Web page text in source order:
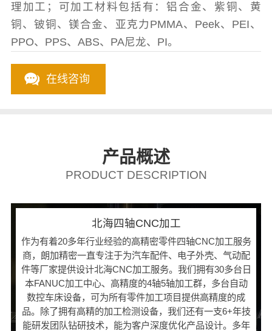
理加工；可加工材料包括有：铝合金、紫铜、黄
铜、铍铜、镁合金、亚克力PMMA、Peek、PEI、
PPO、PPS、ABS、PA尼龙、PI。
在线咨询
产品概述
PRODUCT DESCRIPTION
北海四轴CNC加工
作为有着20多年行业经验的高精密零件四轴CNC加工服务
商，朗加精密一直专注于为汽车配件、电子外壳、气动配
件等厂家提供设计北海CNC加工服务。我们拥有30多台日
本FANUC加工中心、高精度的4轴5轴加工群，多台自动
数控车床设备，可为所有零件加工项目提供高精度的成
品。除了拥有高精的加工检测设备，我们还有一支6+年技
能研发团队钻研技术，能为客户深度优化产品设计。多年